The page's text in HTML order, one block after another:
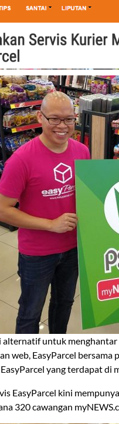
untuk
web, EasyParcel
yang terdapat di
EasyParcel kini
320 cawangan